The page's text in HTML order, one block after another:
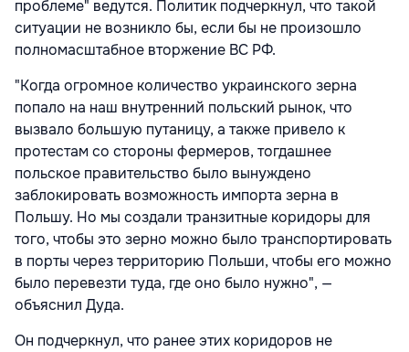
проблеме" ведутся. Политик подчеркнул, что такой
ситуации не возникло бы, если бы не произошло
полномасштабное вторжение ВС РФ.
"Когда огромное количество украинского зерна
попало на наш внутренний польский рынок, что
вызвало большую путаницу, а также привело к
протестам со стороны фермеров, тогдашнее
польское правительство было вынуждено
заблокировать возможность импорта зерна в
Польшу. Но мы создали транзитные коридоры для
того, чтобы это зерно можно было транспортировать
в порты через территорию Польши, чтобы его можно
было перевезти туда, где оно было нужно", —
объяснил Дуда.
Он подчеркнул, что ранее этих коридоров не